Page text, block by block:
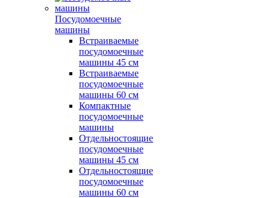
Посудомоечные
машины
Встраиваемые
посудомоечные
машины 45 см
Встраиваемые
посудомоечные
машины 60 см
Компактные
посудомоечные
машины
Отдельностоящие
посудомоечные
машины 45 см
Отдельностоящие
посудомоечные
машины 60 см